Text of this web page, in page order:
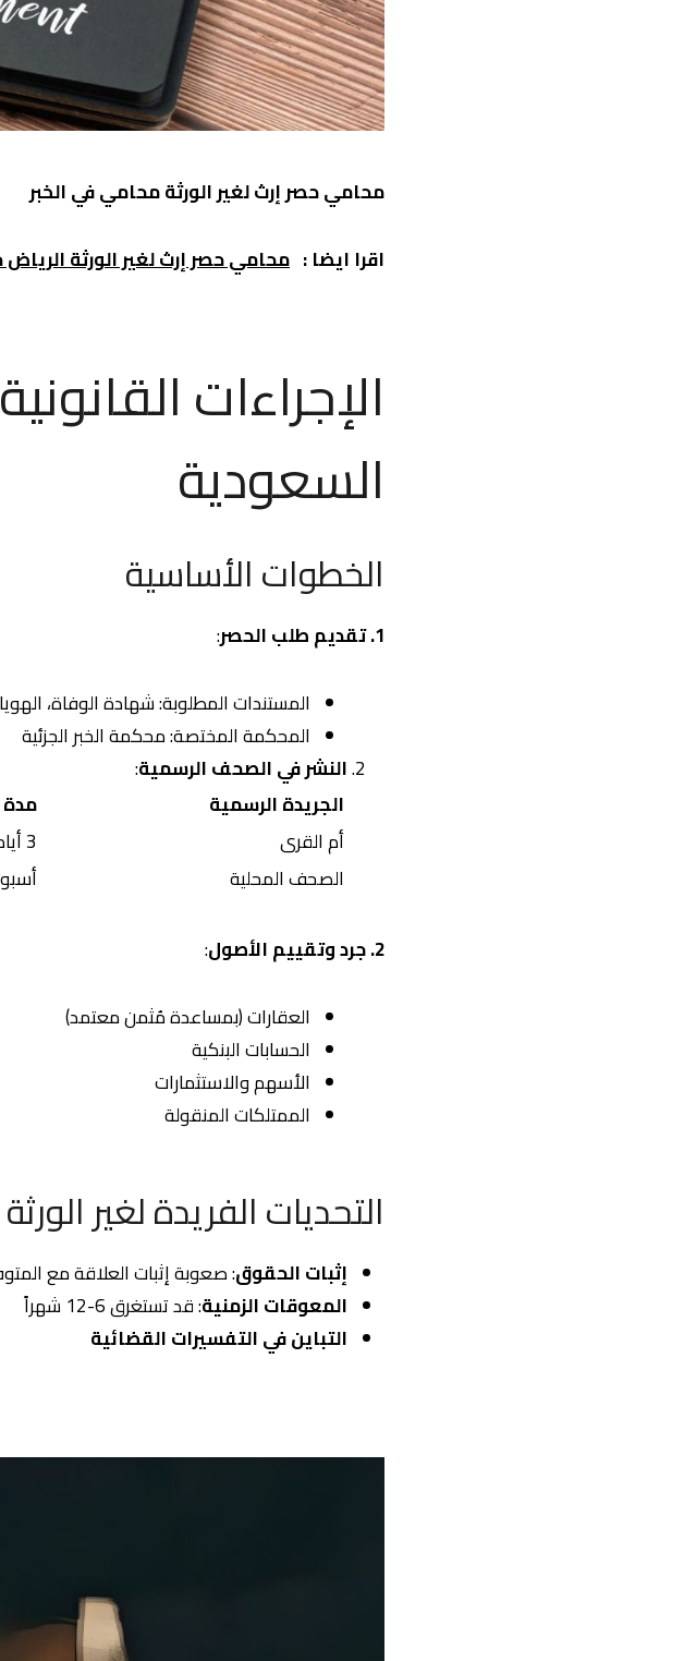
محامي حصر إرث لغير الورثة محامي في الخبر
اقرا ايضا : محامي حصر إرث لغير الورثة الرياض
الإجراءات
السعودية
الخطوات الأساسية
1. تقديم طلب الحصر
:
المستندات المطلوبة: شهادة الوفاة،
المحكمة المختصة: محكمة الخبر الجزئية
النشر في الصحف الرسمية:
الجريدة الرسمية
مدة
أم القرى
3 أيام
الصحف المحلية
2. جرد وتقييم الأصول
:
العقارات (بمساعدة مُثمن معتمد)
الحسابات البنكية
الأسهم والاستثمارات
الممتلكات المنقولة
التحديات الفريدة لغير الورثة
إثبات الحقوق: صعوبة إثبات العلاقة مع
المعوقات الزمنية: قد تستغرق 6-12 شهراً
التباين في التفسيرات القضائية